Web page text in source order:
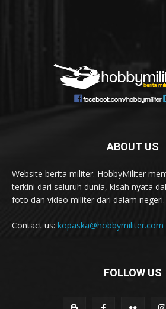
ABOUT US
Website berita militer. HobbyMiliter
terkini dari seluruh dunia, kisah nyata
foto dan video militer dari dalam negeri.
Contact us: kopaska@hobbymiliter.com
FOLLOW US